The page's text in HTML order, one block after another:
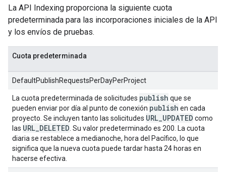
La API Indexing proporciona la siguiente cuota
predeterminada para las incorporaciones iniciales de la API
y los envíos de pruebas.
Cuota predeterminada
DefaultPublishRequestsPerDayPerProject
La cuota predeterminada de solicitudes publish que se
pueden enviar por día al punto de conexión publish en cada
proyecto. Se incluyen tanto las solicitudes URL UPDATED como
las URL DELETED . Su valor predeterminado es 200. La cuota
diaria se restablece a medianoche, hora del Pacífico, lo que
significa que la nueva cuota puede tardar hasta 24 horas en
hacerse efectiva.